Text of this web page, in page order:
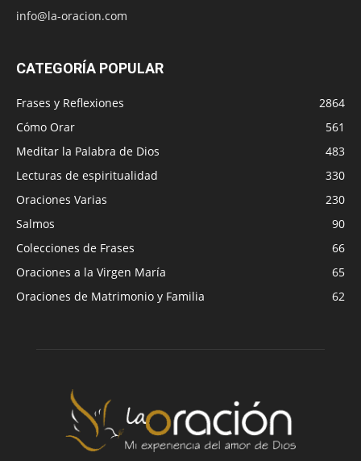
info@la-oracion.com
CATEGORÍA POPULAR
Frases y Reflexiones
2864
Cómo Orar
561
Meditar la Palabra de Dios
483
Lecturas de espiritualidad
330
Oraciones Varias
230
Salmos
90
Colecciones de Frases
66
Oraciones a la Virgen María
65
Oraciones de Matrimonio y Familia
62